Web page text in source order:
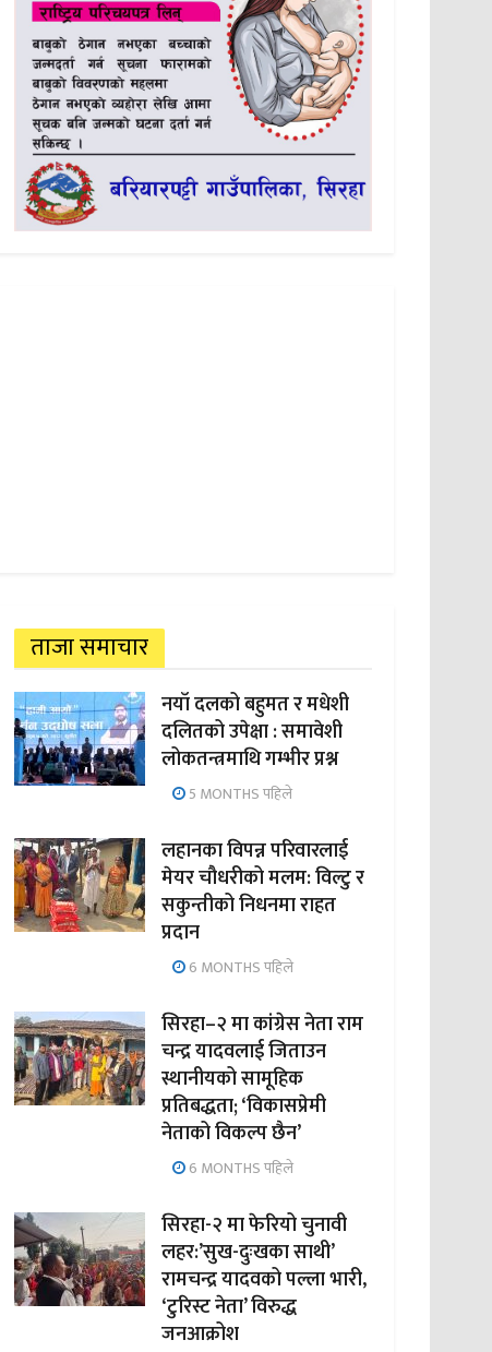
ताजा समाचार
नयाँ दलको बहुमत र मधेशी
दलितको उपेक्षा : समावेशी
लोकतन्त्रमाथि गम्भीर प्रश्न
5 MONTHS पहिले
लहानका विपन्न परिवारलाई
मेयर चौधरीको मलम: विल्टु र
सकुन्तीको निधनमा राहत
प्रदान
6 MONTHS पहिले
सिरहा–२ मा कांग्रेस नेता राम
चन्द्र यादवलाई जिताउन
स्थानीयको सामूहिक
प्रतिबद्धता; ‘विकासप्रेमी
नेताको विकल्प छैन’
6 MONTHS पहिले
सिरहा-२ मा फेरियो चुनावी
लहर:’सुख-दुःखका साथी’
रामचन्द्र यादवको पल्ला भारी,
‘टुरिस्ट नेता’ विरुद्ध
जनआक्रोश